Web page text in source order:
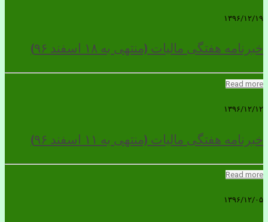
۱۳۹۶/۱۲/۱۹
خبرنامه هفتگی مالیات (منتهی به ۱۸ اسفند ۹۶)
Read more
۱۳۹۶/۱۲/۱۲
خبرنامه هفتگی مالیات (منتهی به ۱۱ اسفند ۹۶)
Read more
۱۳۹۶/۱۲/۰۵